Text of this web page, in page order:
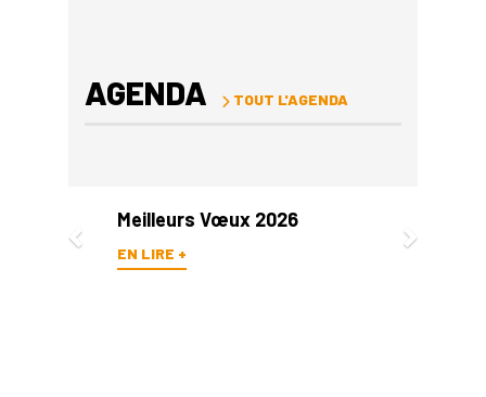
AGENDA TOUT L'AGENDA
Meilleurs Vœux 2026
EN LIRE +